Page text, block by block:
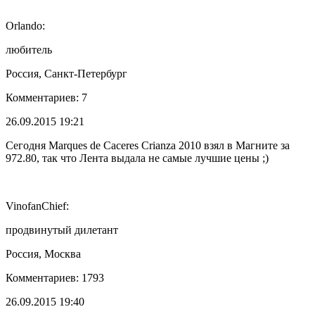
Orlando:
любитель
Россия, Санкт-Петербург
Комментариев: 7
26.09.2015 19:21
Сегодня Marques de Caceres Crianza 2010 взял в Магните за
972.80, так что Лента выдала не самые лучшие цены ;)
VinofanChief:
продвинутый дилетант
Россия, Москва
Комментариев: 1793
26.09.2015 19:40